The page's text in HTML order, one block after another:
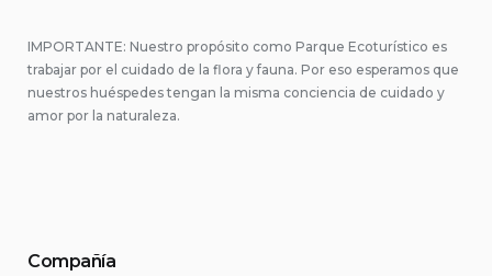
IMPORTANTE: Nuestro propósito como Parque Ecoturístico es
trabajar por el cuidado de la flora y fauna. Por eso esperamos que
nuestros huéspedes tengan la misma conciencia de cuidado y
amor por la naturaleza.
Compañía